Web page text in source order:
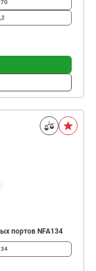
портов NFA134